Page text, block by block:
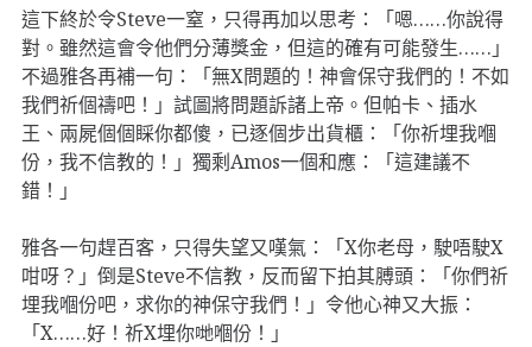
這下終於令Steve一窒，只得再加以思考：「嗯……你說得
對。雖然這會令他們分薄獎金，但這的確有可能發生……」
不過雅各再補一句：「無X問題的！神會保守我們的！不如
我們祈個禱吧！」試圖將問題訴諸上帝。但帕卡、插水
王、兩屍個個睬你都傻，已逐個步出貨櫃：「你祈埋我嗰
份，我不信教的！」獨剩Amos一個和應：「這建議不
錯！」
雅各一句趕百客，只得失望又嘆氣：「X你老母，駛唔駛X
咁呀？」倒是Steve不信教，反而留下拍其膊頭：「你們祈
埋我嗰份吧，求你的神保守我們！」令他心神又大振：
「X……好！祈X埋你哋嗰份！」